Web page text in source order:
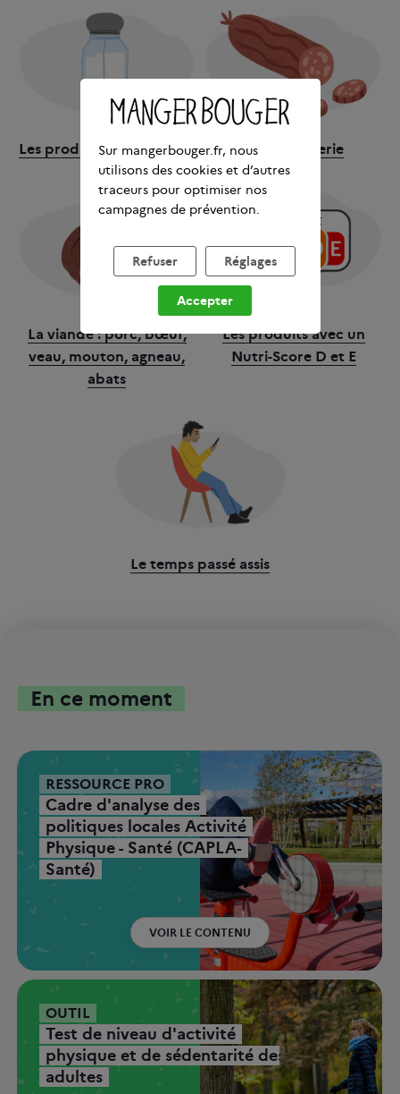
Les produits salés et le sel La charcuterie
La viande : porc, bœuf,
veau, mouton, agneau,
abats
Les produits avec un
Nutri-Score D et E
Le temps passé assis
En ce moment
RESSOURCE PRO
Cadre d'analyse des
politiques locales Activité
Physique - Santé (CAPLA-
Santé)
VOIR LE CONTENU
OUTIL
Test de niveau d'activité
physique et de sédentarité des
adultes
Sur mangerbouger.fr, nous
utilisons des cookies et d’autres
traceurs pour optimiser nos
campagnes de prévention.
Refuser Réglages
Accepter